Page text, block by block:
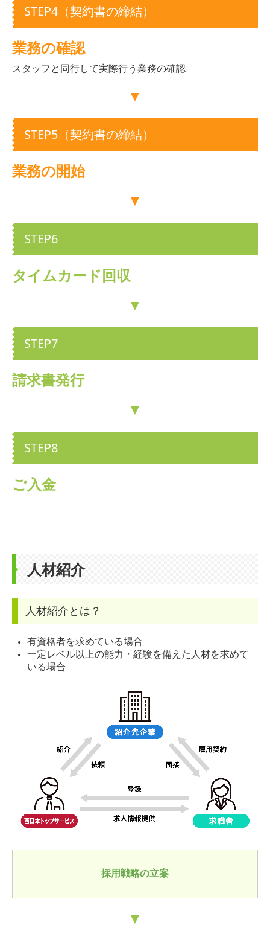
STEP4 （契約書の締結）
業務の確認
スタッフと同行して実際行う業務の確認
▼
STEP5 （契約書の締結）
業務の開始
▼
STEP6
タイムカード回収
▼
STEP7
請求書発行
▼
STEP8
ご入金
人材紹介
人材紹介とは？
有資格者を求めている場合
一定レベル以上の能力・経験を備えた人材を求めて
いる場合
採用戦略の立案
▼